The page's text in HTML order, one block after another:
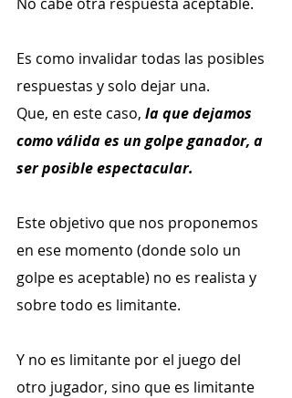
Es como invalidar todas las posibles
respuestas y solo dejar una.
Que, en este caso, la que dejamos
como válida es un golpe ganador, a
ser posible espectacular.
Este objetivo que nos proponemos
en ese momento (donde solo un
golpe es aceptable) no es realista y
sobre todo es limitante.
Y no es limitante por el juego del
otro jugador, sino que es limitante